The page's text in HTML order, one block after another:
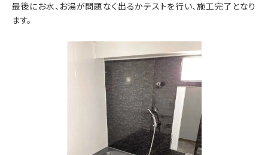
最後にお水、お湯が問題なく出るかテストを行い、施工完了となり
ます。